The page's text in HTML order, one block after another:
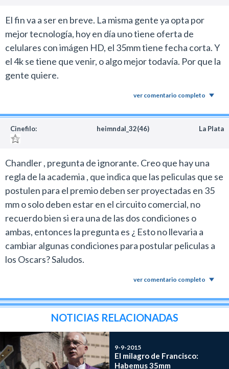
El fin va a ser en breve. La misma gente ya opta por
mejor tecnología, hoy en día uno tiene oferta de
celulares con imágen HD, el 35mm tiene fecha corta. Y
el 4k se tiene que venir, o algo mejor todavía. Por que la
gente quiere.
ver comentario completo
Cinefilo: heimndal_32(46) La Plata
Chandler , pregunta de ignorante. Creo que hay una
regla de la academia , que indica que las peliculas que se
postulen para el premio deben ser proyectadas en 35
mm o solo deben estar en el circuito comercial, no
recuerdo bien si era una de las dos condiciones o
ambas, entonces la pregunta es ¿ Esto no llevaria a
cambiar algunas condiciones para postular peliculas a
los Oscars? Saludos.
ver comentario completo
NOTICIAS RELACIONADAS
9-9-2015
El milagro de Francisco:
Habemus 35mm